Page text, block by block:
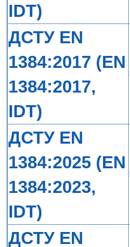
IDT)
ДСТУ EN
1384:2017 (EN
1384:2017,
IDT)
ДСТУ EN
1384:2025 (EN
1384:2023,
IDT)
ДСТУ EN